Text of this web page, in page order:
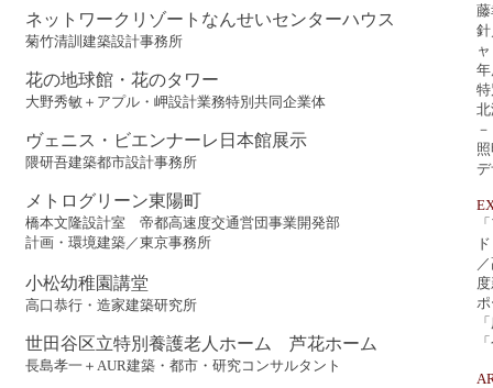
ネットワークリゾートなんせいセンターハウス
菊竹清訓建築設計事務所
花の地球館・花のタワー
大野秀敏＋アプル・岬設計業務特別共同企業体
ヴェニス・ビエンナーレ日本館展示
隈研吾建築都市設計事務所
メトログリーン東陽町
橋本文隆設計室 帝都高速度交通営団事業開発部
計画・環境建築／東京事務所
小松幼稚園講堂
高口恭行・造家建築研究所
世田谷区立特別養護老人ホーム 芦花ホーム
長島孝一＋AUR建築・都市・研究コンサルタント